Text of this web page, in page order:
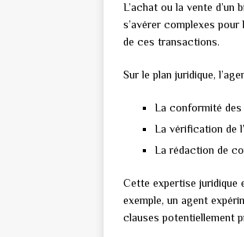
L’achat ou la vente
s’avérer complexes
de ces transactions.
Sur le plan juridique,
La conformité des
La vérification de
La rédaction de
Cette expertise juridique
exemple, un agent
clauses potentiellement